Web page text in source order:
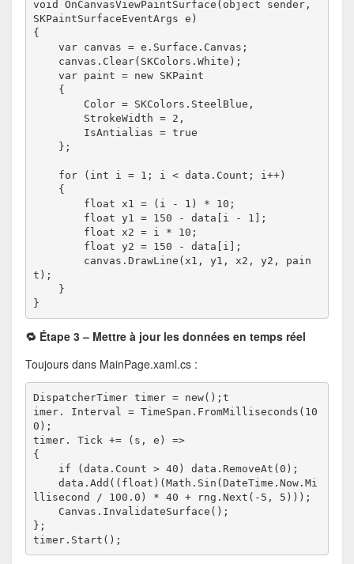
void OnCanvasViewPaintSurface(object sender,
SKPaintSurfaceEventArgs e)
{
var canvas = e.Surface.Canvas;
canvas.Clear(SKColors.White);
var paint = new SKPaint
{
Color = SKColors.SteelBlue,
StrokeWidth = 2,
IsAntialias = true
};
for (int i = 1; i < data.Count; i++)
{
float x1 = (i - 1) * 10;
float y1 = 150 - data[i - 1];
float x2 = i * 10;
float y2 = 150 - data[i];
canvas.DrawLine(x1, y1, x2, y2, pain
t);
}
}
🔁 Étape 3 – Mettre à jour les données en temps réel
Toujours dans MainPage.xaml.cs :
DispatcherTimer timer = new();t
imer. Interval = TimeSpan.FromMilliseconds(10
0);
timer. Tick += (s, e) =>
{
if (data.Count > 40) data.RemoveAt(0);
data.Add((float)(Math.Sin(DateTime.Now.Mi
llisecond / 100.0) * 40 + rng.Next(-5, 5)));
Canvas.InvalidateSurface();
};
timer.Start();